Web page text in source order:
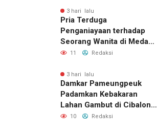
3 hari lalu
Pria Terduga
Penganiayaan terhadap
Seorang Wanita di Medan
Ditangkap Polisi
11 Redaksi
3 hari lalu
Damkar Pameungpeuk
Padamkan Kebakaran
Lahan Gambut di Cibalong,
Permukiman Warga
10 Redaksi